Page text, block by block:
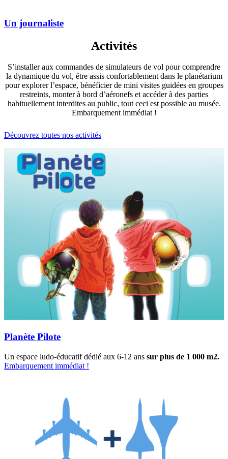
Un journaliste
Activités
S’installer aux commandes de simulateurs de vol pour comprendre
la dynamique du vol, être assis confortablement dans le planétarium
pour explorer l’espace, bénéficier de mini visites guidées en groupes
restreints, monter à bord d’aéronefs et accéder à des parties
habituellement interdites au public, tout ceci est possible au musée.
Embarquement immédiat !
Découvrez toutes nos activités
Planète Pilote
Un espace ludo-éducatif dédié aux 6-12 ans sur plus de 1 000 m2.
Embarquement immédiat !